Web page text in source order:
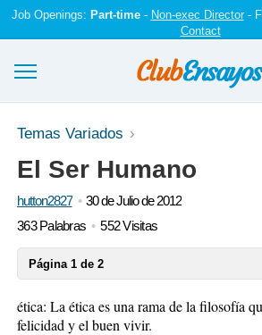
Job Openings: Part-time- Non-exec Director-
Contact
Ensayos y trabajos
Registrarse
Iniciar sesión
Temas Variados
El Ser Humano
hutton2827
30 de Julio de 2012
363 Palabras
552 Visitas
Página 1 de 2
ética: La ética es una rama de la filosofía
felicidad y el buen vivir.